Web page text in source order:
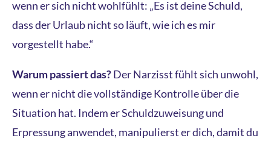
wenn er sich nicht wohlfühlt: „Es ist deine Schuld,
dass der Urlaub nicht so läuft, wie ich es mir
vorgestellt habe.“
Warum passiert das?Der Narzisst fühlt sich unwohl,
wenn er nicht die vollständige Kontrolle über die
Situation hat. Indem er Schuldzuweisung und
Erpressung anwendet, manipulierst er dich, damit du